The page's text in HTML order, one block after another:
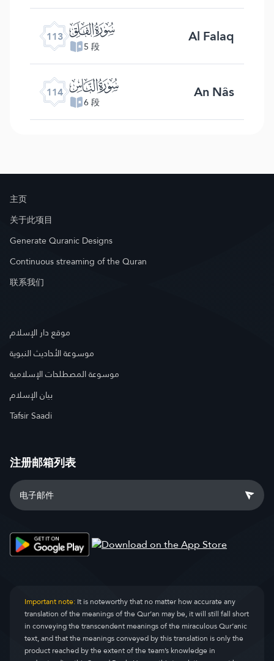
113 ﰞ
5 段 Al Falaq
114 ﰟ
6 段 An Nâs
主页
关于此项目
Generate Quranic Designs
Continuous streaming of the Quran
联系我们
موقع دار الإسلام
موسوعة الأحاديث النبوية
موسوعة المصطلحات الإسلامية
بيان الإسلام
Tafsir Saadi
注册邮箱列表
Important note:It is noteworthy that no matter how accurate any
translation of the meanings of the Qur’an may be, it will still fall short
in conveying the transcendent meanings of the miraculous Qur’anic
text, and that the meanings conveyed by this translation is only the
product reached by the extent of the team’s knowledge in